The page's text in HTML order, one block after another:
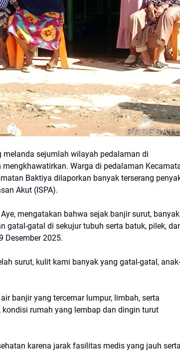
melanda sejumlah wilayah pedalaman di
Warga di pedalaman
Baktiya dilaporkan banyak terserang
Akut (ISPA).
mengatakan bahwa sejak banjir surut, banyak
gatal di sekujur tubuh serta batuk, pilek,
Desember 2025.
surut, kulit kami banyak yang gatal-gatal, anak-
banjir yang tercemar lumpur, limbah, serta
rumah yang lembap dan dingin turut
karena jarak fasilitas medis yang jauh serta